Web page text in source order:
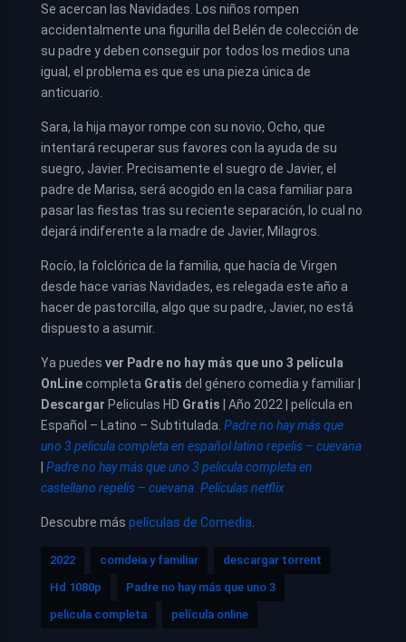
Se acercan las Navidades. Los niños rompen
accidentalmente una figurilla del Belén de colección de
su padre y deben conseguir por todos los medios una
igual, el problema es que es una pieza única de
anticuario.
Sara, la hija mayor rompe con su novio, Ocho, que
intentará recuperar sus favores con la ayuda de su
suegro, Javier. Precisamente el suegro de Javier, el
padre de Marisa, será acogido en la casa familiar para
pasar las fiestas tras su reciente separación, lo cual no
dejará indiferente a la madre de Javier, Milagros.
Rocío, la folclórica de la familia, que hacía de Virgen
desde hace varias Navidades, es relegada este año a
hacer de pastorcilla, algo que su padre, Javier, no está
dispuesto a asumir.
Ya puedes ver Padre no hay más que uno 3 película
OnLinecompleta Gratis del género comedia y familiar |
Descargar Peliculas HD Gratis | Año 2022 | película en
Español – Latino – Subtitulada. Padre no hay más que
uno 3 pelicula completa en español latino repelis – cuevana
| Padre no hay más que uno 3 pelicula completa en
castellano repelis – cuevana. Películas netflix
Descubre más películas de Comedia
2022 comdeia y familiar
descargar torrent
Hd 1080p
Padre no hay más que uno 3
pelicula completa
película online